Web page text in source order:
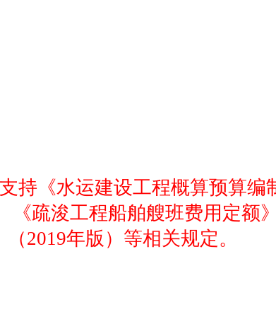
持《水运建设工程概算预算
《疏浚工程船舶艘班费用定额
2019年版）等相关规定。